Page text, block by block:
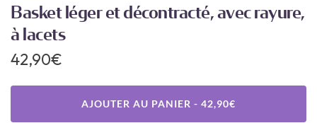
Basket léger et décontracté, avec rayure,
à lacets
42,90€
AJOUTER AU PANIER - 42,90€